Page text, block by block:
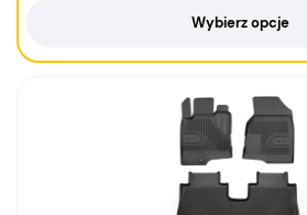
Wybierz opcje